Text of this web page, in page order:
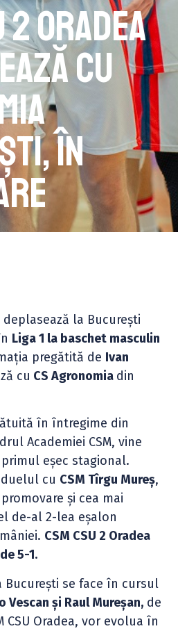
2 Oradea
cu
în
deplasează la București
Liga 1 la baschet masculin
pregătită de Ivan
cu CS Agronomia din
în întregime din
Academiei CSM, vine
eșec stagional.
cu CSM Tîrgu Mureș,
și cea mai
de-al 2-lea eșalon
CSM CSU 2 Oradea
5-1.
București se face în cursul
Vescan și Raul Mureșan, de
CSU Oradea, vor evolua în